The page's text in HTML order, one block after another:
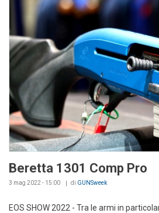
Beretta 1301 Comp Pro
3 mag 2022 - 15:00 di GUNSweek
EOS SHOW 2022 - Tra le armi in